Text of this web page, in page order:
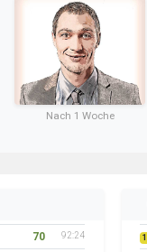
Nach 1 Woche
70 92:24 1